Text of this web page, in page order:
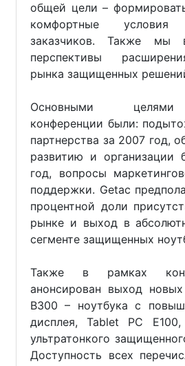
общей цели –
комфортные
заказчиков. Также мы
перспективы
рынка защищенных
Основными
конференции были:
партнерства за 2007 год,
развитию и организации
год, вопросы
поддержки. Getac
процентной доли
рынке и выход в
сегменте защищенных
Также в рамках
анонсирован выход
B300 – ноутбука с
дисплея, Tablet PC
ультратонкого
Доступность всех